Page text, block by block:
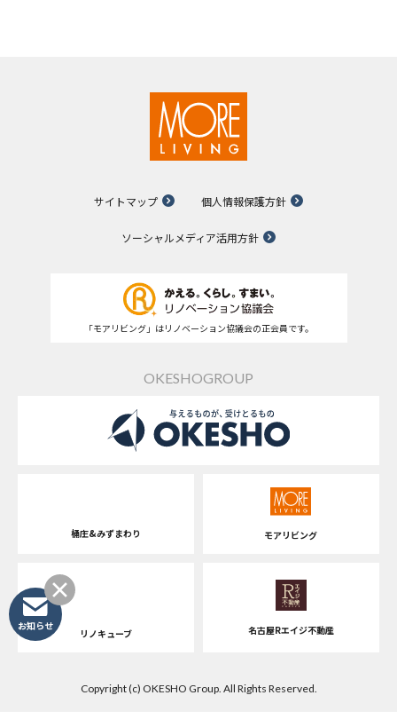
サイトマップ 個人情報保護方針
ソーシャルメディア活用方針
「モアリビング」はリノベーション協議会の正会員です。
OKESHOGROUP
桶庄&みずまわり モアリビング
リノキューブ 名古屋Rエイジ不動産
Copyright (c) OKESHO Group. All Rights Reserved.
お知らせ